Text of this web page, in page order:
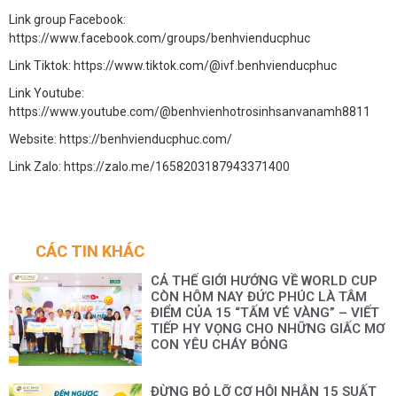
Link group Facebook:
https://www.facebook.com/groups/benhvienducphuc
Link Tiktok: https://www.tiktok.com/@ivf.benhvienducphuc
Link Youtube:
https://www.youtube.com/@benhvienhotrosinhsanvanamh8811
Website: https://benhvienducphuc.com/
Link Zalo: https://zalo.me/1658203187943371400
CÁC TIN KHÁC
CẢ THẾ GIỚI HƯỚNG VỀ WORLD CUP
CÒN HÔM NAY ĐỨC PHÚC LÀ TÂM
ĐIỂM CỦA 15 “TẤM VÉ VÀNG” – VIẾT
TIẾP HY VỌNG CHO NHỮNG GIẤC MƠ
CON YÊU CHÁY BỎNG
ĐỪNG BỎ LỠ CƠ HỘI NHẬN 15 SUẤT